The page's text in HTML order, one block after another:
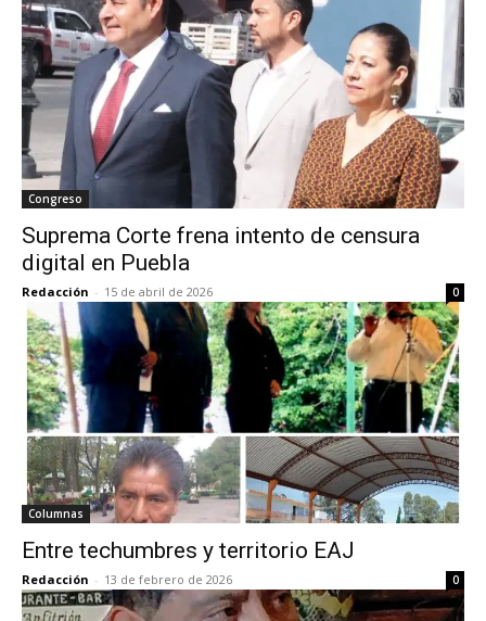
Congreso
Suprema Corte frena intento de censura
digital en Puebla
Redacción - 15 de abril de 2026 0
Columnas
Entre techumbres y territorio EAJ
Redacción - 13 de febrero de 2026 0